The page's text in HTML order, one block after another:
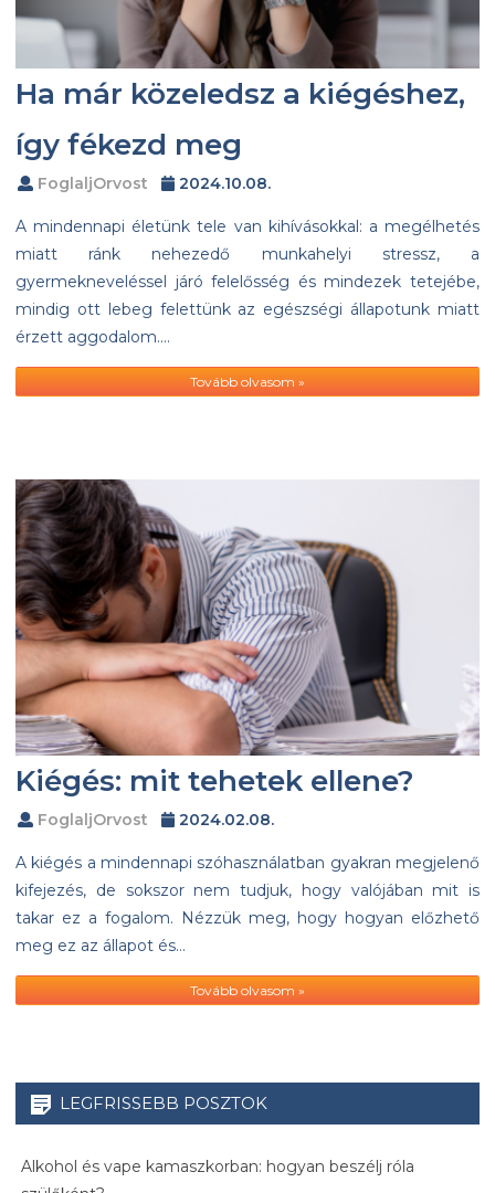
Ha már közeledsz a kiégéshez,
így fékezd meg
FoglaljOrvost 2024.10.08.
A mindennapi életünk tele van kihívásokkal: a megélhetés
miatt ránk nehezedő munkahelyi stressz, a
gyermekneveléssel járó felelősség és mindezek tetejébe,
mindig ott lebeg felettünk az egészségi állapotunk miatt
érzett aggodalom….
Tovább olvasom »
Kiégés: mit tehetek ellene?
FoglaljOrvost 2024.02.08.
A kiégés a mindennapi szóhasználatban gyakran megjelenő
kifejezés, de sokszor nem tudjuk, hogy valójában mit is
takar ez a fogalom. Nézzük meg, hogy hogyan előzhető
meg ez az állapot és…
Tovább olvasom »
LEGFRISSEBB POSZTOK
Alkohol és vape kamaszkorban: hogyan beszélj róla